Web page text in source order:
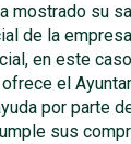
mostrado su
de la
en este
el
por parte
sus